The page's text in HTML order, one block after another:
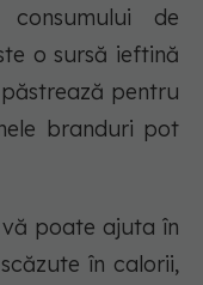
de
o sursă ieftină
pentru
branduri pot
poate ajuta în
în calorii,